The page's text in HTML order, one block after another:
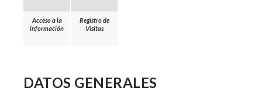
Acceso a la
información
Registro de
Visitas
DATOS GENERALES